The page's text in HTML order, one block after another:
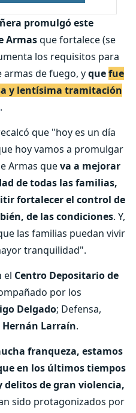
promulgó este
Armasque fortalece (se
los requisitos para
armas de fuego, yquefue
y lentísima tramitación
.
que "hoy es un día
hoy vamos a promulgar
Armas queva a mejorar
de todas las familias,
fortalecer el control de
de las condiciones. Y,
las familias puedan vivir
tranquilidad".
el Centro Depositario de
por los
Delgado; Defensa,
Hernán Larraín.
franqueza, estamos
en los últimos tiempos
de gran violencia,
sido protagonizados por